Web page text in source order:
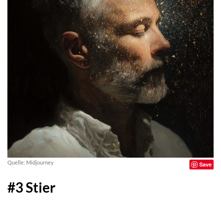
Quelle: Midjourney Save
#3 Stier